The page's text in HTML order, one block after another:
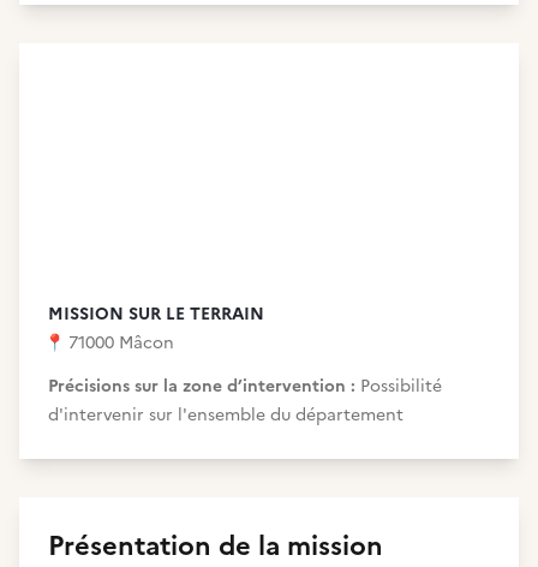
MISSION SUR LE TERRAIN
📍 71000 Mâcon
Précisions sur la zone d’intervention : Possibilité
d'intervenir sur l'ensemble du département
Présentation de la mission